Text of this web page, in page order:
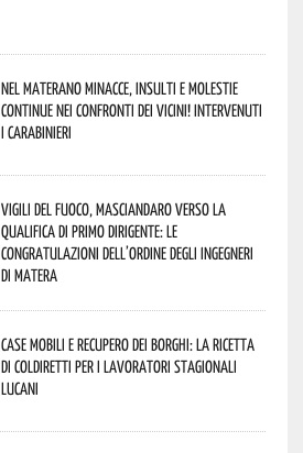
Nel materano minacce, insulti e molestie
continue nei confronti dei vicini! Intervenuti
i Carabinieri
Vigili del Fuoco, Masciandaro verso la
qualifica di Primo Dirigente: le
congratulazioni dell’Ordine degli Ingegneri
di Matera
Case mobili e recupero dei borghi: la ricetta
di Coldiretti per i lavoratori stagionali
lucani